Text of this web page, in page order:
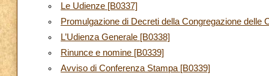
Le Udienze [B0337]
Promulgazione di Decreti della Congregazione delle
L’Udienza Generale [B0338]
Rinunce e nomine [B0339]
Avviso di Conferenza Stampa [B0339]